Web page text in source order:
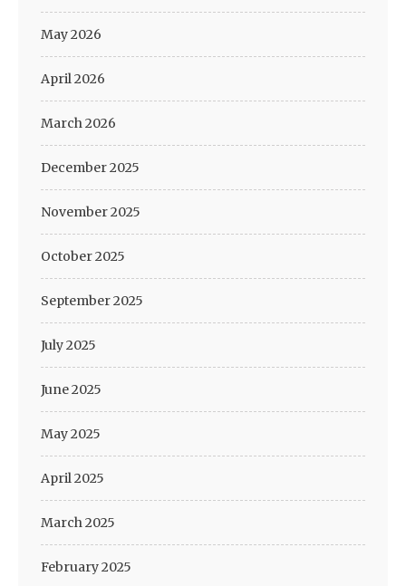
May 2026
April 2026
March 2026
December 2025
November 2025
October 2025
September 2025
July 2025
June 2025
May 2025
April 2025
March 2025
February 2025